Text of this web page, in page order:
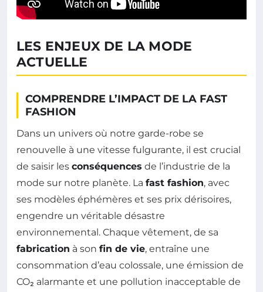
LES ENJEUX DE LA MODE
ACTUELLE
COMPRENDRE L’IMPACT DE LA FAST
FASHION
Dans un univers où notre garde-robe se
renouvelle à une vitesse fulgurante, il est crucial
de saisir les conséquences de l’industrie de la
mode sur notre planète. La fast fashion, avec
ses modèles éphémères et ses prix dérisoires,
engendre un véritable désastre
environnemental. Chaque vêtement, de sa
fabrication à son fin de vie, entraîne une
consommation d’eau colossale, une émission de
CO₂ alarmante et une pollution inacceptable de